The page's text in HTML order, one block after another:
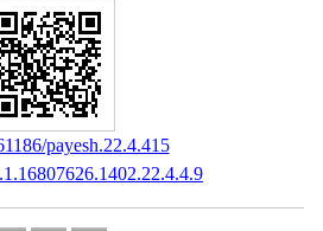
payesh.22.4.415